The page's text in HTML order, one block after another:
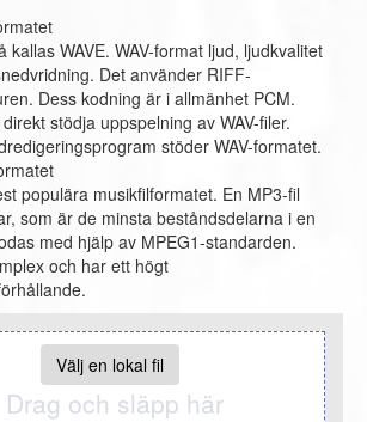
kallas WAVE. WAV-format ljud, ljudkvalitet
Det använder RIFF-
Dess kodning är i allmänhet PCM.
stödja uppspelning av WAV-filer.
stöder WAV-formatet.
populära musikfilformatet. En MP3-fil
som är de minsta beståndsdelarna i en
med hjälp av MPEG1-standarden.
och har ett högt
Välj en lokal fil
Drag och släpp här